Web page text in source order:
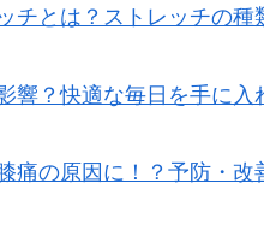
チとは？ストレッチの種
響？快適な毎日を手に入
痛の原因に！？予防・改